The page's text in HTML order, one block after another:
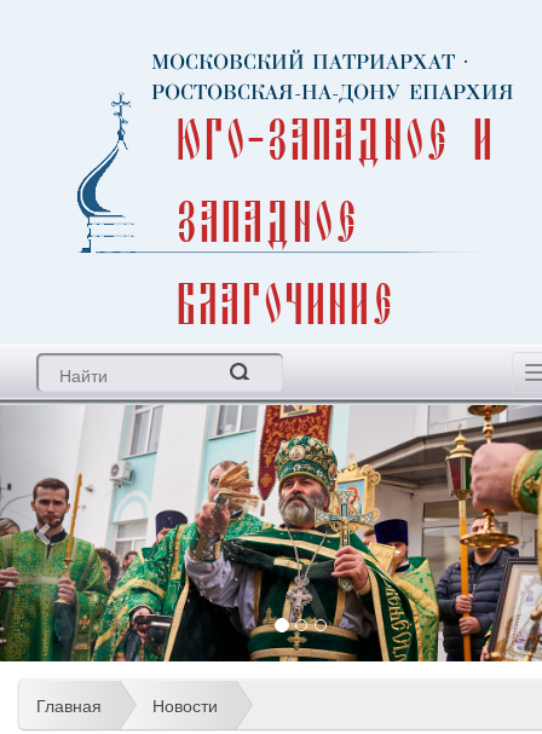
МОСКОВСКИЙ ПАТРИАРХАТ ·
РОСТОВСКАЯ-НА-ДОНУ ЕПАРХИЯ
Юго-Западное и
Западное
благочиние
Главная Новости